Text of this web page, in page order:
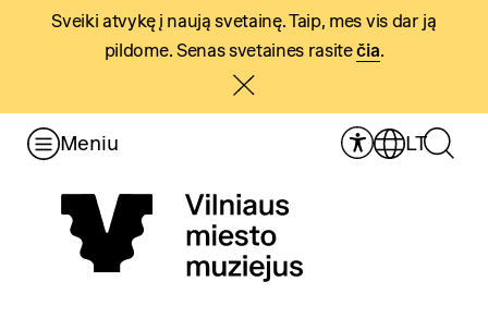
Sveiki atvykę į naują svetainę. Taip, mes vis dar ją
pildome. Senas svetaines rasitečia.
Meniu LT